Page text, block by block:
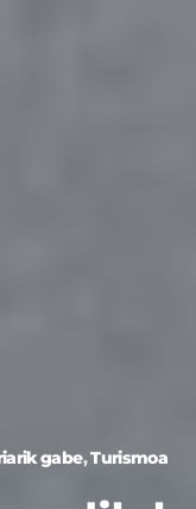
gabe Turismoa